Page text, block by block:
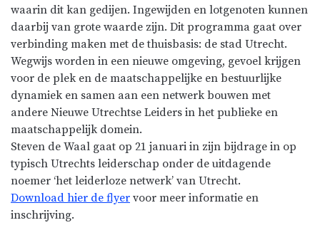
waarin dit kan gedijen. Ingewijden en lotgenoten kunnen
daarbij van grote waarde zijn. Dit programma gaat over
verbinding maken met de thuisbasis: de stad Utrecht.
Wegwijs worden in een nieuwe omgeving, gevoel krijgen
voor de plek en de maatschappelijke en bestuurlijke
dynamiek en samen aan een netwerk bouwen met
andere Nieuwe Utrechtse Leiders in het publieke en
maatschappelijk domein.
Steven de Waal gaat op 21 januari in zijn bijdrage in op
typisch Utrechts leiderschap onder de uitdagende
noemer ‘het leiderloze netwerk’ van Utrecht.
Download hier de flyer voor meer informatie en
inschrijving.